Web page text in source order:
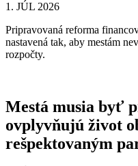
1. JÚL 2026
Pripravovaná reforma
nastavená tak, aby mestám
rozpočty.
Mestá musia byť
ovplyvňujú život
rešpektovaným